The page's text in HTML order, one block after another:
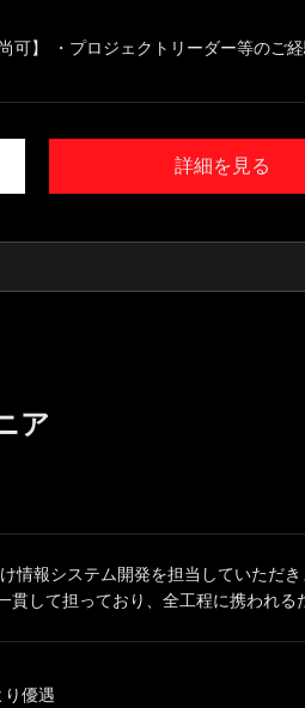
可】 ・プロジェクトリーダー等のご
詳細を見る
ア
情報システム開発を担当していただ
貫して担っており、全工程に携われる
優遇